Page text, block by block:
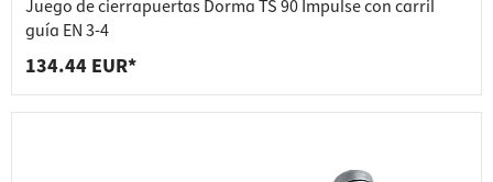
Juego de cierrapuertas Dorma TS 90 Impulse con carril
guía EN 3-4
134.44 EUR*